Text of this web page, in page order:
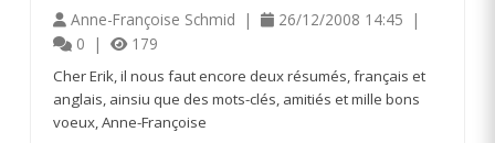
Anne-Françoise Schmid |
26/12/2008 14:45 |
0 |
179
Cher Erik, il nous faut encore deux résumés, français et
anglais, ainsiu que des mots-clés, amitiés et mille bons
voeux, Anne-Françoise